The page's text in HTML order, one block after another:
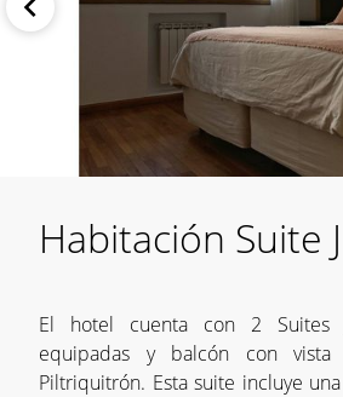
Habitación Suite
El hotel cuenta con 2 Suites
equipadas y balcón con
Piltriquitrón. Esta suite incluye